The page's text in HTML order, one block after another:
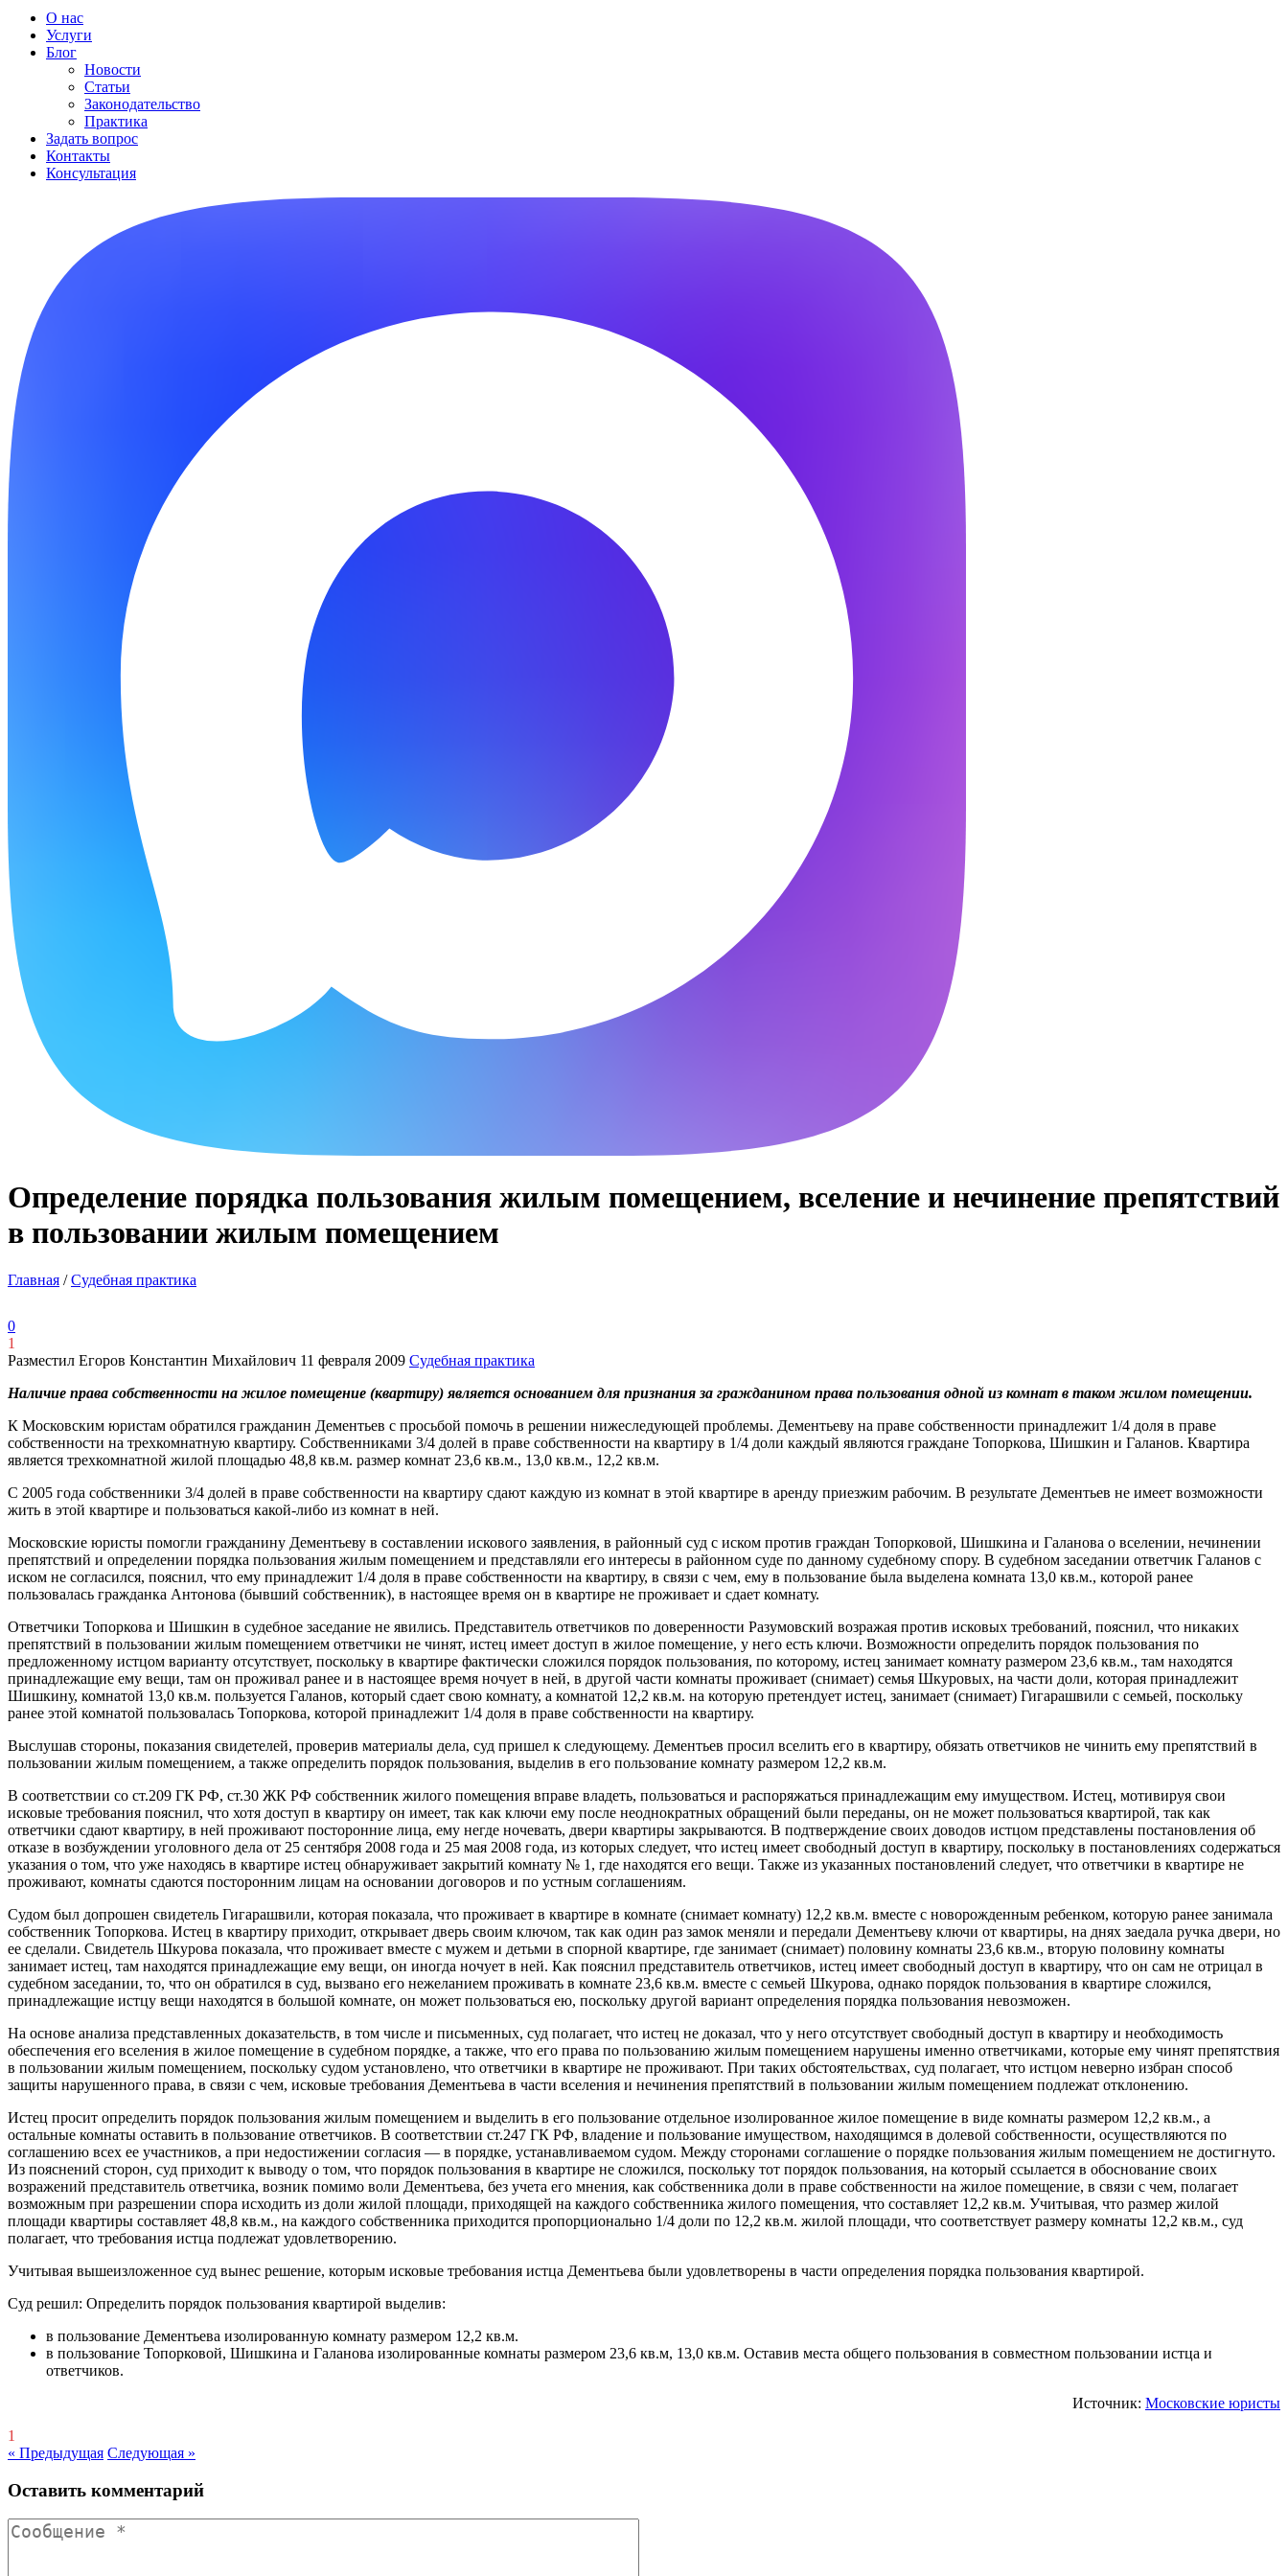
О нас
Услуги
Блог
Новости
Статьи
Законодательство
Практика
Задать вопрос
Контакты
Консультация
Определение порядка пользования жилым помещением, вселение и нечинение препятствий
в пользовании жилым помещением
Главная /Судебная практика
0
1
Разместил Егоров Константин Михайлович 11 февраля 2009 Судебная практика
Наличие права собственности на жилое помещение (квартиру) является основанием для признания за гражданином права пользования одной из комнат в таком жилом помещении.
К Московским юристам обратился гражданин Дементьев с просьбой помочь в решении нижеследующей проблемы. Дементьеву на праве собственности принадлежит 1/4 доля в праве
собственности на трехкомнатную квартиру. Собственниками 3/4 долей в праве собственности на квартиру в 1/4 доли каждый являются граждане Топоркова, Шишкин и Галанов. Квартира
является трехкомнатной жилой площадью 48,8 кв.м. размер комнат 23,6 кв.м., 13,0 кв.м., 12,2 кв.м.
С 2005 года собственники 3/4 долей в праве собственности на квартиру сдают каждую из комнат в этой квартире в аренду приезжим рабочим. В результате Дементьев не имеет возможности
жить в этой квартире и пользоваться какой-либо из комнат в ней.
Московские юристы помогли гражданину Дементьеву в составлении искового заявления, в районный суд с иском против граждан Топорковой, Шишкина и Галанова о вселении, нечинении
препятствий и определении порядка пользования жилым помещением и представляли его интересы в районном суде по данному судебному спору. В судебном заседании ответчик Галанов с
иском не согласился, пояснил, что ему принадлежит 1/4 доля в праве собственности на квартиру, в связи с чем, ему в пользование была выделена комната 13,0 кв.м., которой ранее
пользовалась гражданка Антонова (бывший собственник), в настоящее время он в квартире не проживает и сдает комнату.
Ответчики Топоркова и Шишкин в судебное заседание не явились. Представитель ответчиков по доверенности Разумовский возражая против исковых требований, пояснил, что никаких
препятствий в пользовании жилым помещением ответчики не чинят, истец имеет доступ в жилое помещение, у него есть ключи. Возможности определить порядок пользования по
предложенному истцом варианту отсутствует, поскольку в квартире фактически сложился порядок пользования, по которому, истец занимает комнату размером 23,6 кв.м., там находятся
принадлежащие ему вещи, там он проживал ранее и в настоящее время ночует в ней, в другой части комнаты проживает (снимает) семья Шкуровых, на части доли, которая принадлежит
Шишкину, комнатой 13,0 кв.м. пользуется Галанов, который сдает свою комнату, а комнатой 12,2 кв.м. на которую претендует истец, занимает (снимает) Гигарашвили с семьей, поскольку
ранее этой комнатой пользовалась Топоркова, которой принадлежит 1/4 доля в праве собственности на квартиру.
Выслушав стороны, показания свидетелей, проверив материалы дела, суд пришел к следующему. Дементьев просил вселить его в квартиру, обязать ответчиков не чинить ему препятствий в
пользовании жилым помещением, а также определить порядок пользования, выделив в его пользование комнату размером 12,2 кв.м.
В соответствии со ст.209 ГК РФ, ст.30 ЖК РФ собственник жилого помещения вправе владеть, пользоваться и распоряжаться принадлежащим ему имуществом. Истец, мотивируя свои
исковые требования пояснил, что хотя доступ в квартиру он имеет, так как ключи ему после неоднократных обращений были переданы, он не может пользоваться квартирой, так как
ответчики сдают квартиру, в ней проживают посторонние лица, ему негде ночевать, двери квартиры закрываются. В подтверждение своих доводов истцом представлены постановления об
отказе в возбуждении уголовного дела от 25 сентября 2008 года и 25 мая 2008 года, из которых следует, что истец имеет свободный доступ в квартиру, поскольку в постановлениях содержаться
указания о том, что уже находясь в квартире истец обнаруживает закрытий комнату № 1, где находятся его вещи. Также из указанных постановлений следует, что ответчики в квартире не
проживают, комнаты сдаются посторонним лицам на основании договоров и по устным соглашениям.
Судом был допрошен свидетель Гигарашвили, которая показала, что проживает в квартире в комнате (снимает комнату) 12,2 кв.м. вместе с новорожденным ребенком, которую ранее занимала
собственник Топоркова. Истец в квартиру приходит, открывает дверь своим ключом, так как один раз замок меняли и передали Дементьеву ключи от квартиры, на днях заедала ручка двери, но
ее сделали. Свидетель Шкурова показала, что проживает вместе с мужем и детьми в спорной квартире, где занимает (снимает) половину комнаты 23,6 кв.м., вторую половину комнаты
занимает истец, там находятся принадлежащие ему вещи, он иногда ночует в ней. Как пояснил представитель ответчиков, истец имеет свободный доступ в квартиру, что он сам не отрицал в
судебном заседании, то, что он обратился в суд, вызвано его нежеланием проживать в комнате 23,6 кв.м. вместе с семьей Шкурова, однако порядок пользования в квартире сложился,
принадлежащие истцу вещи находятся в большой комнате, он может пользоваться ею, поскольку другой вариант определения порядка пользования невозможен.
На основе анализа представленных доказательств, в том числе и письменных, суд полагает, что истец не доказал, что у него отсутствует свободный доступ в квартиру и необходимость
обеспечения его вселения в жилое помещение в судебном порядке, а также, что его права по пользованию жилым помещением нарушены именно ответчиками, которые ему чинят препятствия
в пользовании жилым помещением, поскольку судом установлено, что ответчики в квартире не проживают. При таких обстоятельствах, суд полагает, что истцом неверно избран способ
защиты нарушенного права, в связи с чем, исковые требования Дементьева в части вселения и нечинения препятствий в пользовании жилым помещением подлежат отклонению.
Истец просит определить порядок пользования жилым помещением и выделить в его пользование отдельное изолированное жилое помещение в виде комнаты размером 12,2 кв.м., а
остальные комнаты оставить в пользование ответчиков. В соответствии ст.247 ГК РФ, владение и пользование имуществом, находящимся в долевой собственности, осуществляются по
соглашению всех ее участников, а при недостижении согласия — в порядке, устанавливаемом судом. Между сторонами соглашение о порядке пользования жилым помещением не достигнуто.
Из пояснений сторон, суд приходит к выводу о том, что порядок пользования в квартире не сложился, поскольку тот порядок пользования, на который ссылается в обоснование своих
возражений представитель ответчика, возник помимо воли Дементьева, без учета его мнения, как собственника доли в праве собственности на жилое помещение, в связи с чем, полагает
возможным при разрешении спора исходить из доли жилой площади, приходящей на каждого собственника жилого помещения, что составляет 12,2 кв.м. Учитывая, что размер жилой
площади квартиры составляет 48,8 кв.м., на каждого собственника приходится пропорционально 1/4 доли по 12,2 кв.м. жилой площади, что соответствует размеру комнаты 12,2 кв.м., суд
полагает, что требования истца подлежат удовлетворению.
Учитывая вышеизложенное суд вынес решение, которым исковые требования истца Дементьева были удовлетворены в части определения порядка пользования квартирой.
Суд решил: Определить порядок пользования квартирой выделив:
в пользование Дементьева изолированную комнату размером 12,2 кв.м.
в пользование Топорковой, Шишкина и Галанова изолированные комнаты размером 23,6 кв.м, 13,0 кв.м. Оставив места общего пользования в совместном пользовании истца и
ответчиков.
Источник: Московские юристы
1
« Предыдущая Следующая »
Оставить комментарий